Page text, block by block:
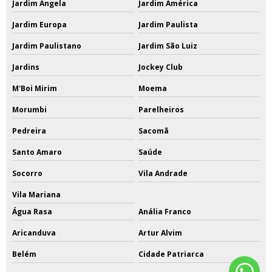
Jardim Ângela Jardim América
Jardim Europa Jardim Paulista
Jardim Paulistano Jardim São Luiz
Jardins Jockey Club
M'Boi Mirim Moema
Morumbi Parelheiros
Pedreira Sacomã
Santo Amaro Saúde
Socorro Vila Andrade
Vila Mariana
Água Rasa
Anália Franco
Aricanduva Artur Alvim
Belém Cidade Patriarca